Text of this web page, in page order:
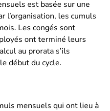
est basée sur une
l’organisation, les cumuls
Les congés sont
ont terminé leurs
au prorata s’ils
début du cycle.
mensuels qui ont lieu à